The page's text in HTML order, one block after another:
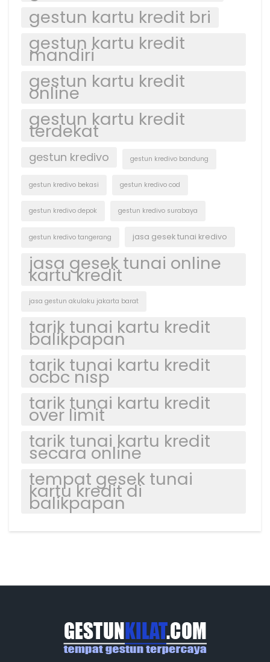
gestun kartu kredit bri
gestun kartu kredit
mandiri
gestun kartu kredit
online
gestun kartu kredit
terdekat
gestun kredivo gestun kredivo bandung
gestun kredivo bekasi gestun kredivo cod
gestun kredivo depok gestun kredivo surabaya
gestun kredivo tangerang jasa gesek tunai kredivo
jasa gesek tunai online
kartu kredit
jasa gestun akulaku jakarta barat
tarik tunai kartu kredit
balikpapan
tarik tunai kartu kredit
ocbc nisp
tarik tunai kartu kredit
over limit
tarik tunai kartu kredit
secara online
tempat gesek tunai
kartu kredit di
balikpapan